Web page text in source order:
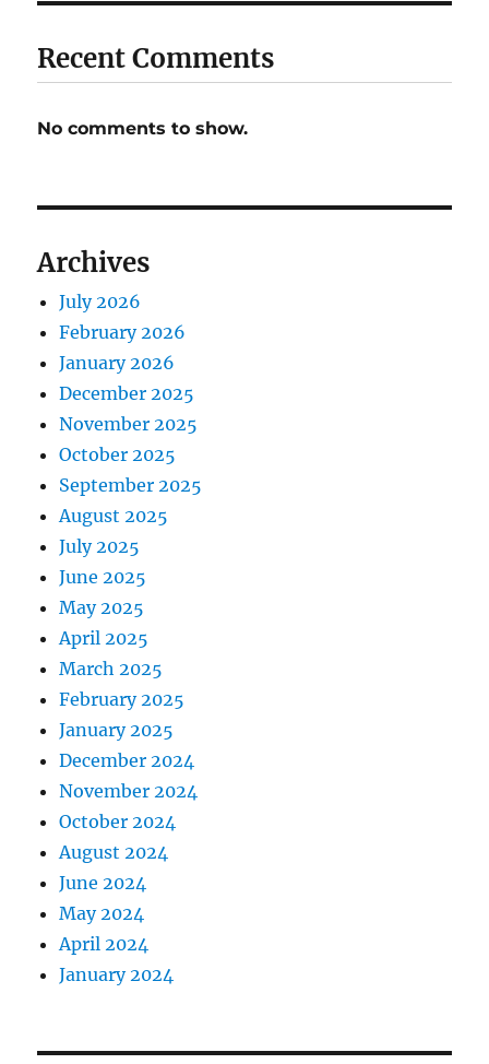
Recent Comments
No comments to show.
Archives
July 2026
February 2026
January 2026
December 2025
November 2025
October 2025
September 2025
August 2025
July 2025
June 2025
May 2025
April 2025
March 2025
February 2025
January 2025
December 2024
November 2024
October 2024
August 2024
June 2024
May 2024
April 2024
January 2024